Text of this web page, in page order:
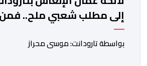
إلى مطلب شعبي ملح..
بواسطة تارودانت: موسى محراز